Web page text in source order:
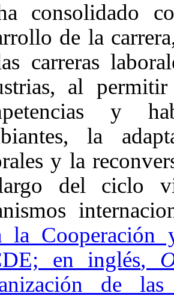
consolidado
de la
carreras
al
y
la
y la
del ciclo
la Cooperación
en inglés,
de